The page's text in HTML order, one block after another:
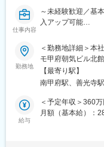
※データベースは
抵抗がなければ問
績も多数ございま
■教育体制
入社後2～3週間は
多いですが、ロー
独り立ちは3か月
仕事内容
～未経験歓迎／基
入アップ可能
はじめは覚えるこ
に戸惑う方もいま
し「稼げる実感」
に挑戦したい方に
■会社の特徴
当社は産業市場戦
勤務地
＜勤務地詳細＞本
モ甲府朝気ビル北
喫煙対策：屋内全
【最寄り駅】
南甲府駅、善光寺
給与
＜予定年収＞360
月額（基本給）：